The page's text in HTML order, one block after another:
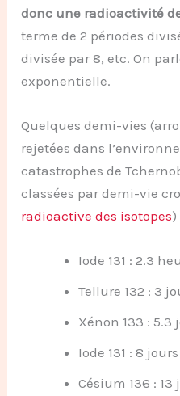
donc une radioactivité
terme de 2 périodes
divisée par 8, etc. On
exponentielle.
Quelques demi-vies
rejetées dans
catastrophes de
classées par demi-vie
radioactive des isotopes)
Iode 131 : 2.3
Tellure 132 : 3
Xénon 133 : 5.3
Iode 131 : 8 jours
Césium 136 : 13